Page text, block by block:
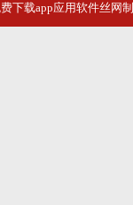
高铁站
费下载app应用软件丝